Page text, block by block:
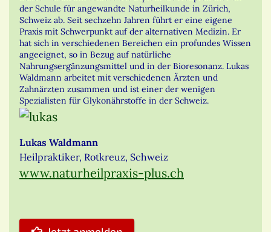
der Schule für angewandte Naturheilkunde in Zürich,
Schweiz ab. Seit sechzehn Jahren führt er eine eigene
Praxis mit Schwerpunkt auf der alternativen Medizin. Er
hat sich in verschiedenen Bereichen ein profundes Wissen
angeeignet, so in Bezug auf natürliche
Nahrungsergänzungsmittel und in der Bioresonanz. Lukas
Waldmann arbeitet mit verschiedenen Ärzten und
Zahnärzten zusammen und ist einer der wenigen
Spezialisten für Glykonährstoffe in der Schweiz.
Lukas Waldmann
Heilpraktiker, Rotkreuz, Schweiz
www.naturheilpraxis-plus.ch